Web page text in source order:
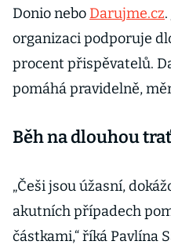
Donio nebo Darujme.cz
organizaci podporuje
procent přispěvatelů.
pomáhá pravidelně,
Běh na dlouhou trať
„Češi jsou úžasní,
akutních případech
částkami,“ říká Pavlína